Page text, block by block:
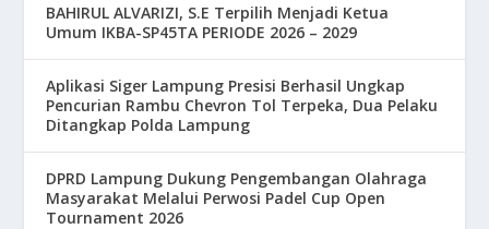
BAHIRUL ALVARIZI, S.E Terpilih Menjadi Ketua
Umum IKBA-SP45TA PERIODE 2026 – 2029
Aplikasi Siger Lampung Presisi Berhasil Ungkap
Pencurian Rambu Chevron Tol Terpeka, Dua Pelaku
Ditangkap Polda Lampung
DPRD Lampung Dukung Pengembangan Olahraga
Masyarakat Melalui Perwosi Padel Cup Open
Tournament 2026